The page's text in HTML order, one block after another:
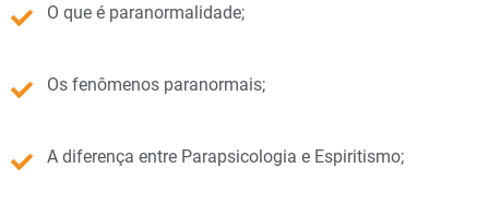
O que é paranormalidade;
Os fenômenos paranormais;
A diferença entre Parapsicologia e Espiritismo;